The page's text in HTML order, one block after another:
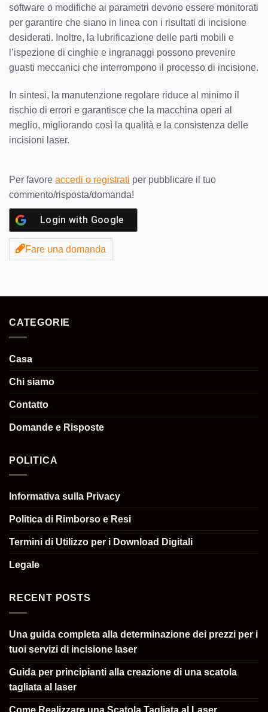
software o modifiche ai parametri devono essere monitorati
per garantire che siano in linea con i risultati di incisione
desiderati. Inoltre, la lubrificazione delle parti mobili e
l’ispezione di cinghie e ingranaggi possono prevenire
guasti meccanici che interrompono il processo di incisione.
In sintesi, la manutenzione regolare riduce al minimo il
rischio di errori e garantisce che la macchina operi al
meglio, migliorando così la qualità e la consistenza delle
incisioni laser.
Per favore accedi o registrati per pubblicare il tuo
commento/risposta/domanda!
Login with Google
Fare una domanda
CATEGORIE
Casa
Chi siamo
Contatto
Domande e Risposte
POLITICA
Informativa sulla Privacy
Politica di Rimborso e Resi
Termini di Utilizzo per i Download Digitali
Legale
RECENT POSTS
Una guida completa alla determinazione dei prezzi per i
tuoi servizi di incisione laser
Guida per principianti alla creazione di una scatola
tagliata al laser
Come Realizzare una Scatola Tagliata al Laser